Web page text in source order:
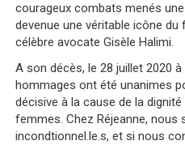
courageux combats menés
devenue une véritable icône du
célèbre avocate Gisèle Halimi.
A son décès, le 28 juillet 2020 à
hommages ont été unanimes
décisive à la cause de la
femmes. Chez Réjeanne, nous
incondtionnel.le.s, et si nous